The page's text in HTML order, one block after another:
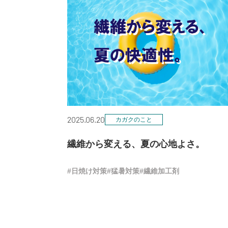
2025.06.20 カガクのこと
繊維から変える、夏の心地よさ。
#日焼け対策#猛暑対策#繊維加工剤